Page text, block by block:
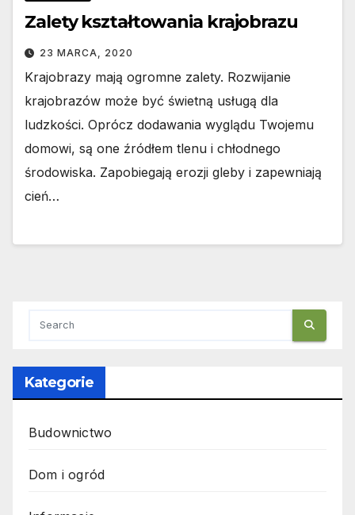
Zalety kształtowania krajobrazu
23 MARCA, 2020
Krajobrazy mają ogromne zalety. Rozwijanie
krajobrazów może być świetną usługą dla
ludzkości. Oprócz dodawania wyglądu Twojemu
domowi, są one źródłem tlenu i chłodnego
środowiska. Zapobiegają erozji gleby i zapewniają
cień…
Kategorie
Budownictwo
Dom i ogród